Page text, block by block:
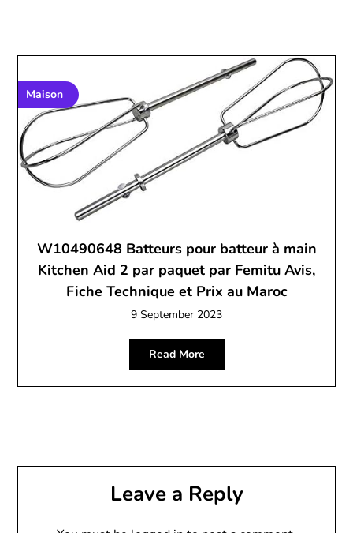
Maison
W10490648 Batteurs pour batteur à main
Kitchen Aid 2 par paquet par Femitu Avis,
Fiche Technique et Prix au Maroc
9 September 2023
Read More
Leave a Reply